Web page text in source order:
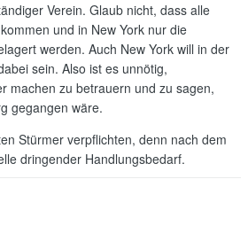
Verein. Glaub nicht, dass alle
und in New York nur die
werden. Auch New York will in der
sein. Also ist es unnötig,
machen zu betrauern und zu sagen,
gegangen wäre.
Stürmer verpflichten, denn nach dem
dringender Handlungsbedarf.